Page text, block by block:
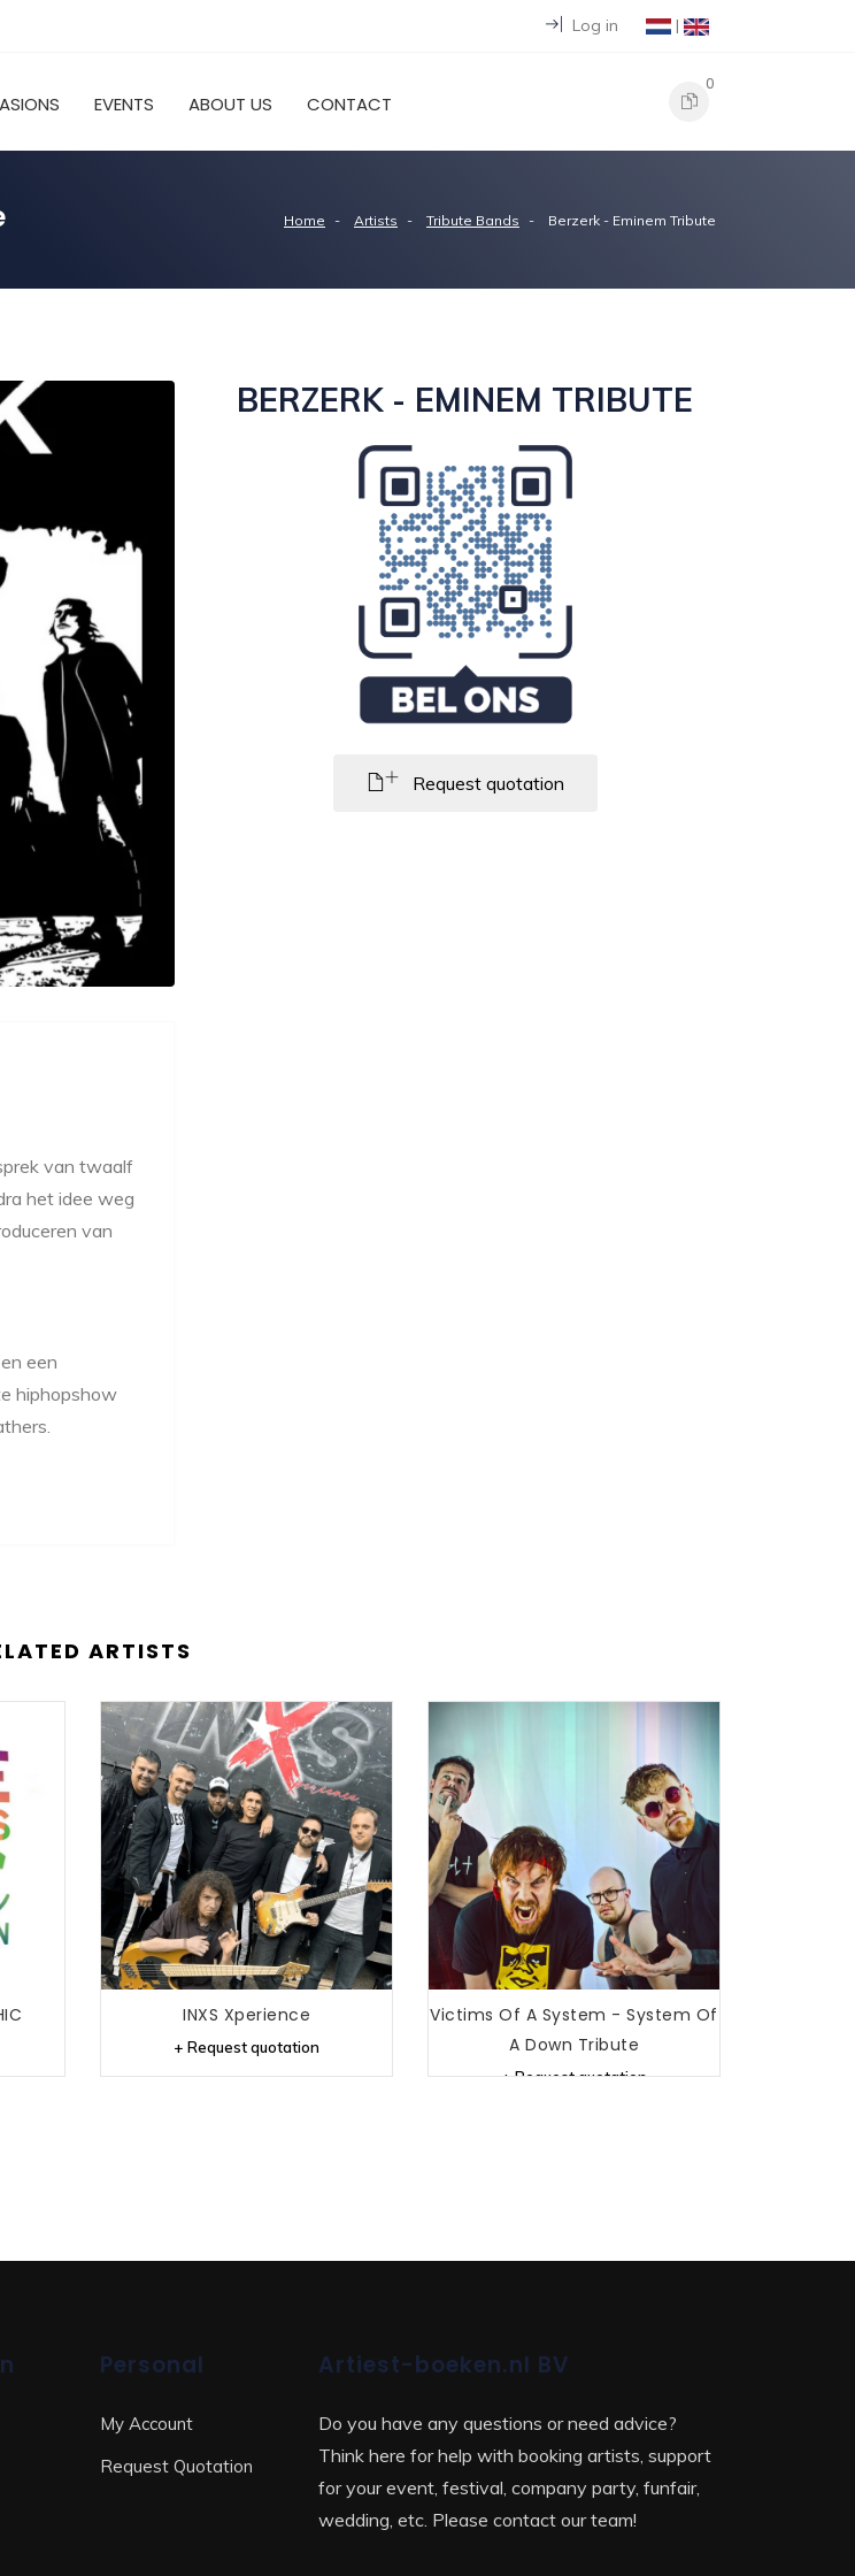
Log in |
EVENTS ABOUT US CONTACT
0
Home Artists Tribute Bands Berzerk - Eminem Tribute
BERZERK - EMINEM TRIBUTE
Request quotation
van twaalf
het idee weg
van
een
hiphopshow
ARTISTS
INXS Xperience
+ Request quotation
Victims Of A System - System Of
A Down Tribute
+ Request quotation
Personal
My Account
Request Quotation
Artiest-boeken.nl BV
Do you have any questions or need advice?
Think here for help with booking artists, support
for your event, festival, company party, funfair,
wedding, etc. Please contact our team!